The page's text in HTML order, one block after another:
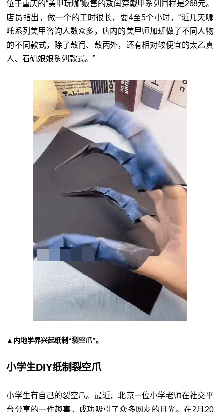
位于重庆的“美甲玩咖”贩售的敖闰穿戴甲系列同样是268元。
店员指出，做一个的工时很长，要4至5个小时，“近几天哪
吒系列美甲咨询人数众多，店内的美甲师加班做了不同人物
的不同款式，除了敖闰、敖丙外，还有相对较便宜的太乙真
人、石矶娘娘系列款式。”
▲内地学界兴起纸制“裂空爪”。
小学生DIY纸制裂空爪
小学生有自己的裂空爪。最近，北京一位小学老师在社交平
台分享的一件趣事，成功吸引了众多网友的目光。在2月20